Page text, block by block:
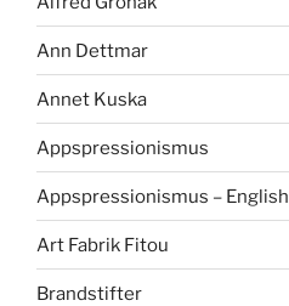
Ann Dettmar
Annet Kuska
Appspressionismus
Appspressionismus – English
Art Fabrik Fitou
Brandstifter